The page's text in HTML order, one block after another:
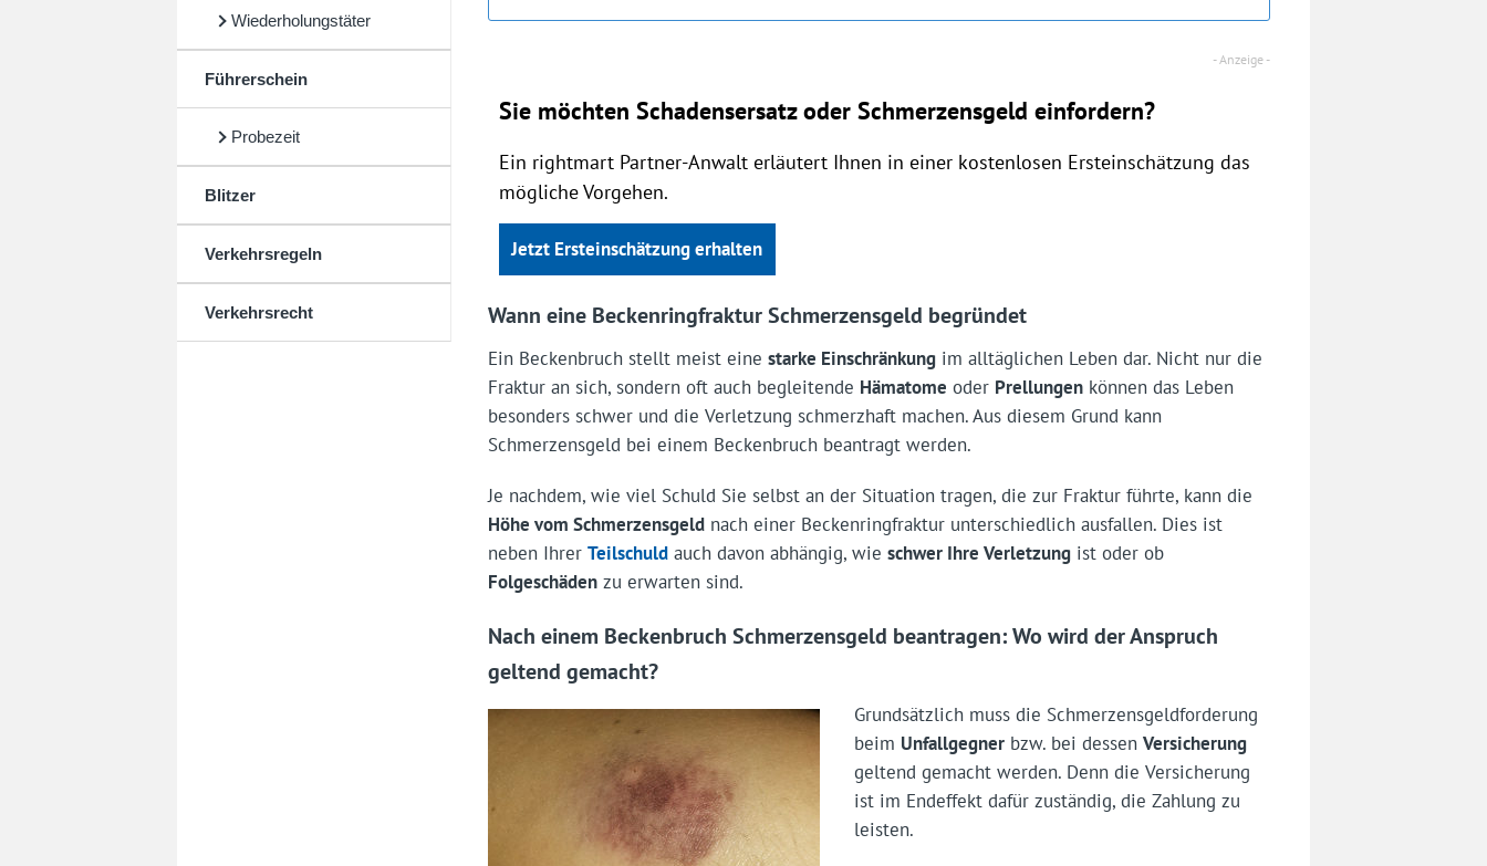
Wiederholungstäter
Führerschein
Probezeit
Blitzer
Verkehrsregeln
Verkehrsrecht
Sie möchten Schadensersatz oder Schmerzensgeld einfordern?
Ein rightmart Partner-Anwalt erläutert Ihnen in einer kostenlosen Ersteinschätzung das
mögliche Vorgehen.
Jetzt Ersteinschätzung erhalten
Wann eine Beckenringfraktur Schmerzensgeld begründet
Ein Beckenbruch stellt meist eine starke Einschränkungim alltäglichen Leben dar. Nicht nur die
Fraktur an sich, sondern oft auch begleitende Hämatome oder Prellungenkönnen das Leben
besonders schwer und die Verletzung schmerzhaft machen. Aus diesem Grund kann
Schmerzensgeld bei einem Beckenbruch beantragt werden.
Je nachdem, wie viel Schuld Sie selbst an der Situation tragen, die zur Fraktur führte, kann die
Höhe vom Schmerzensgeldnach einer Beckenringfraktur unterschiedlich ausfallen. Dies ist
neben Ihrer Teilschuldauch davon abhängig, wie schwer Ihre Verletzungist oder ob
Folgeschädenzu erwarten sind.
Nach einem Beckenbruch Schmerzensgeld beantragen: Wo wird der Anspruch
geltend gemacht?
Grundsätzlich muss die Schmerzensgeldforderung
beim Unfallgegner bzw. bei dessenVersicherung
geltend gemacht werden. Denn die Versicherung
ist im Endeffekt dafür zuständig, die Zahlung zu
leisten.